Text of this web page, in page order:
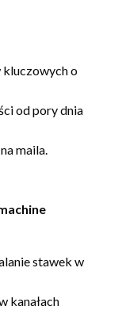
kluczowych o
od pory dnia
maila.
stawek w
kanałach